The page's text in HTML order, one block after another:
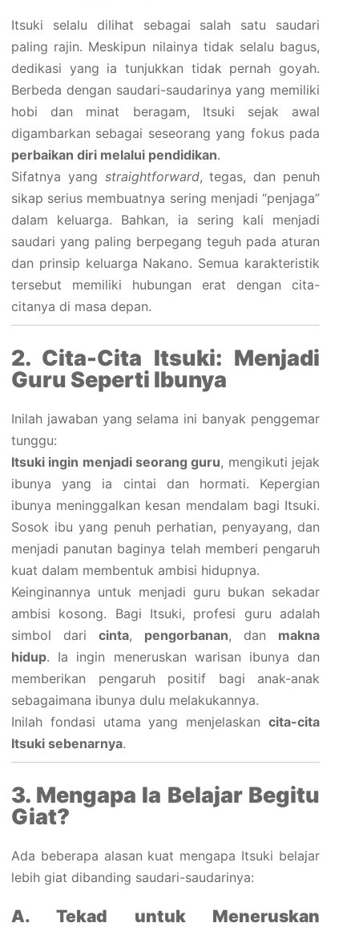
Itsuki selalu dilihat sebagai salah satu saudari
paling rajin. Meskipun nilainya tidak selalu bagus,
dedikasi yang ia tunjukkan tidak pernah goyah.
Berbeda dengan saudari-saudarinya yang memiliki
hobi dan minat beragam, Itsuki sejak awal
digambarkan sebagai seseorang yang fokus pada
perbaikan diri melalui pendidikan.
Sifatnya yang straightforward, tegas, dan penuh
sikap serius membuatnya sering menjadi “penjaga”
dalam keluarga. Bahkan, ia sering kali menjadi
saudari yang paling berpegang teguh pada aturan
dan prinsip keluarga Nakano. Semua karakteristik
tersebut memiliki hubungan erat dengan cita-
citanya di masa depan.
2. Cita-Cita Itsuki: Menjadi
Guru Seperti Ibunya
Inilah jawaban yang selama ini banyak penggemar
tunggu:
Itsuki ingin menjadi seorang guru, mengikuti jejak
ibunya yang ia cintai dan hormati. Kepergian
ibunya meninggalkan kesan mendalam bagi Itsuki.
Sosok ibu yang penuh perhatian, penyayang, dan
menjadi panutan baginya telah memberi pengaruh
kuat dalam membentuk ambisi hidupnya.
Keinginannya untuk menjadi guru bukan sekadar
ambisi kosong. Bagi Itsuki, profesi guru adalah
simbol dari cinta, pengorbanan, dan makna
hidup. Ia ingin meneruskan warisan ibunya dan
memberikan pengaruh positif bagi anak-anak
sebagaimana ibunya dulu melakukannya.
Inilah fondasi utama yang menjelaskan cita-cita
Itsuki sebenarnya.
3. Mengapa Ia Belajar Begitu
Giat?
Ada beberapa alasan kuat mengapa Itsuki belajar
lebih giat dibanding saudari-saudarinya:
A. Tekad untuk Meneruskan